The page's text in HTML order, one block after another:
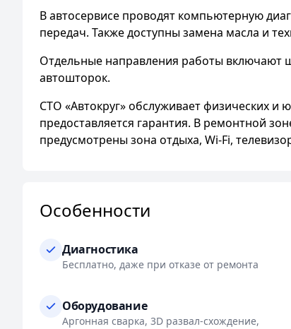
В автосервисе проводят компьютерную
передач. Также доступны замена масла и
Отдельные направления работы включают
автошторок.
СТО «Автокруг» обслуживает физических
предоставляется гарантия. В ремонтной
предусмотрены зона отдыха, Wi-Fi,
Особенности
Диагностика
Бесплатно, даже при отказе от ремонта
Оборудование
Аргонная сварка, 3D развал-схождение,